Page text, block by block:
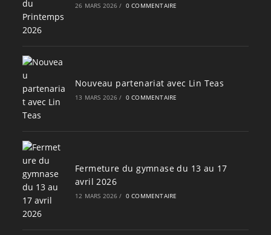
26 MARS 2026 / 0 COMMENTAIRE
Nouveau partenariat avec Lin Teas
13 MARS 2026 / 0 COMMENTAIRE
Fermeture du gymnase du 13 au 17
avril 2026
12 MARS 2026 / 0 COMMENTAIRE